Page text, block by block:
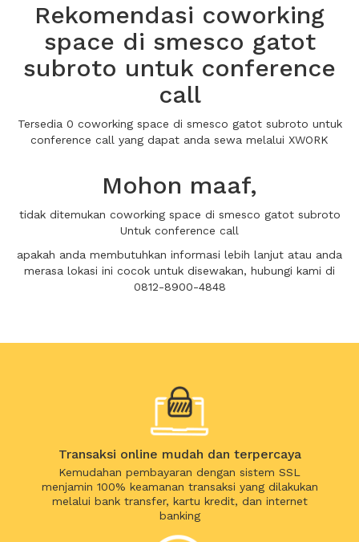
Rekomendasi coworking
space di smesco gatot
subroto untuk conference
call
Tersedia 0 coworking space di smesco gatot subroto untuk
conference call yang dapat anda sewa melalui XWORK
Mohon maaf,
tidak ditemukan coworking space di smesco gatot subroto
Untuk conference call
apakah anda membutuhkan informasi lebih lanjut atau anda
merasa lokasi ini cocok untuk disewakan, hubungi kami di
0812-8900-4848
Transaksi online mudah dan terpercaya
Kemudahan pembayaran dengan sistem SSL
menjamin 100% keamanan transaksi yang dilakukan
melalui bank transfer, kartu kredit, dan internet
banking